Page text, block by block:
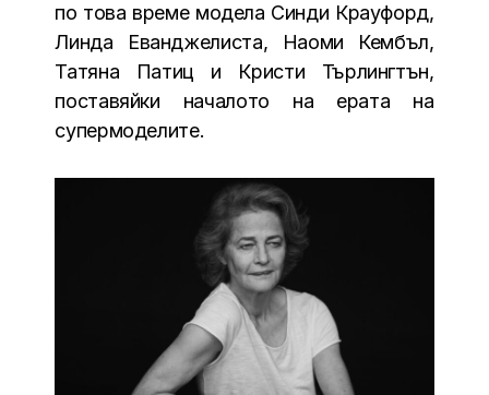
по това време модела Синди Крауфорд,
Линда Еванджелиста, Наоми Кембъл,
Татяна Патиц и Кристи Търлингтън,
поставяйки началото на ерата на
супермоделите.